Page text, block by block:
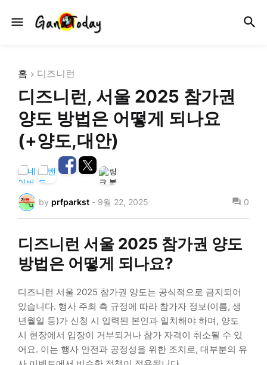
홈 디즈니런
디즈니런, 서울 2025 참가권
양도 방법은 어떻게 되나요
(+양도,대안)
by prfparkst - 9월 22, 2025 0
디즈니런 서울 2025 참가권 양도
방법은 어떻게 되나요?
디즈니런 서울 2025 참가권 양도는 공식적으로 금지되어
있습니다. 행사 주최 측 규정에 따라 참가자 정보(이름, 생
년월일 등)가 신청 시 입력된 본인과 일치해야 하며, 양도
시 현장에서 입장이 거부되거나 참가 자격이 취소될 수 있
어요. 이는 행사 안전과 공정성을 위한 조치로, 대부분의 유